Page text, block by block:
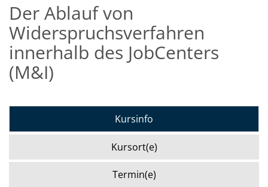
Der Ablauf von
Widerspruchsverfahren
innerhalb des JobCenters
(M&I)
Kursinfo
Kursort(e)
Termin(e)